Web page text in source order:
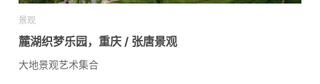
景观
麓湖织梦乐园，重庆 / 张唐景观
大地景观艺术集合